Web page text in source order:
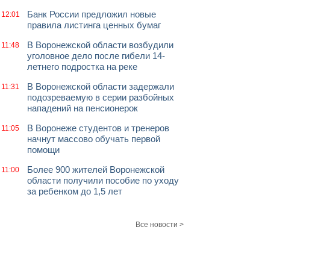
12:01
Банк России предложил новые
правила листинга ценных бумаг
11:48
В Воронежской области возбудили
уголовное дело после гибели 14-
летнего подростка на реке
11:31
В Воронежской области задержали
подозреваемую в серии разбойных
нападений на пенсионерок
11:05
В Воронеже студентов и тренеров
начнут массово обучать первой
помощи
11:00
Более 900 жителей Воронежской
области получили пособие по уходу
за ребенком до 1,5 лет
Все новости >